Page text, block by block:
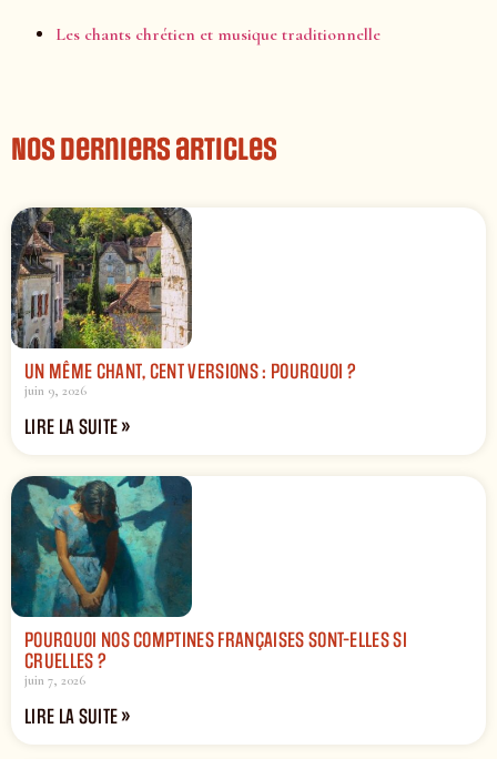
Les chants chrétien et musique traditionnelle
Nos derniers articles
UN MÊME CHANT, CENT VERSIONS : POURQUOI ?
juin 9, 2026
LIRE LA SUITE »
POURQUOI NOS COMPTINES FRANÇAISES SONT-ELLES SI
CRUELLES ?
juin 7, 2026
LIRE LA SUITE »